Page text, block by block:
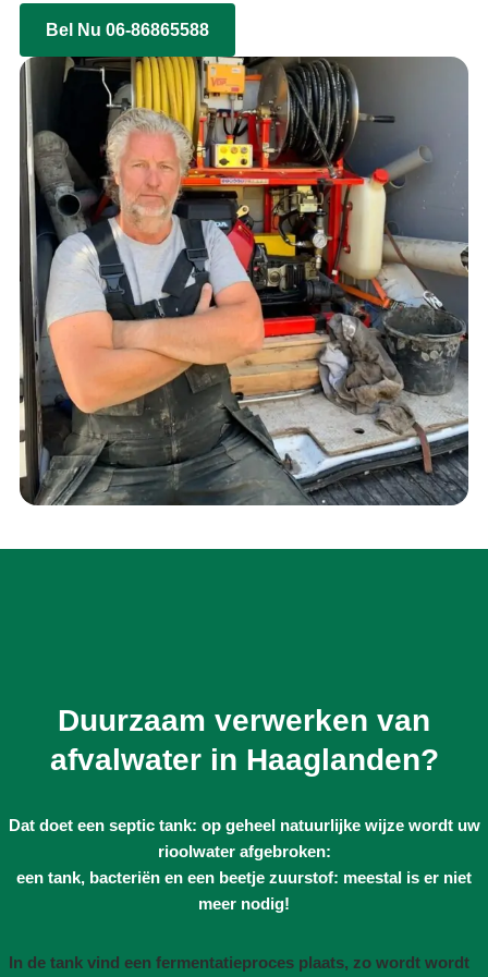
Bel Nu 06-86865588
Duurzaam verwerken van
afvalwater in Haaglanden?
Dat doet een septic tank: op geheel natuurlijke wijze wordt uw
rioolwater afgebroken:
een tank, bacteriën en een beetje zuurstof: meestal is er niet
meer nodig!
In de tank vind een fermentatieproces plaats, zo wordt wordt